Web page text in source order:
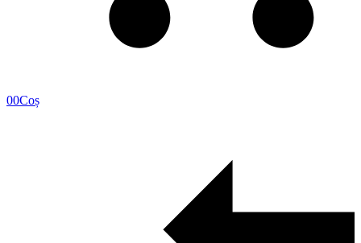
00Coș